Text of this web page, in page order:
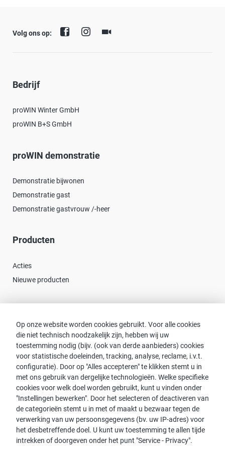
Op onze website worden cookies gebruikt. Voor alle cookies
die niet technisch noodzakelijk zijn, hebben wij uw
toestemming nodig (bijv. (ook van derde aanbieders) cookies
voor statistische doeleinden, tracking, analyse, reclame, i.v.t.
configuratie). Door op "Alles accepteren" te klikken stemt u in
met ons gebruik van dergelijke technologieën. Welke specifieke
cookies voor welk doel worden gebruikt, kunt u vinden onder
"Instellingen bewerken". Door het selecteren of deactiveren van
de categorieën stemt u in met of maakt u bezwaar tegen de
verwerking van uw persoonsgegevens (bv. uw IP-adres) voor
het desbetreffende doel. U kunt uw toestemming te allen tijde
intrekken of doorgeven onder het punt "Service - Privacy".
Volg ons op:
Bedrijf
proWIN Winter GmbH
proWIN B+S GmbH
proWIN demonstratie
Demonstratie bijwonen
Demonstratie gast
Demonstratie gastvrouw /-heer
Producten
Acties
Nieuwe producten
Consulent zoeken
Contact met proWIN
Service-FAQ
Opmerking:
Voor de leesbaarheid wordt de mannelijke vorm gebruikt. Dit
impliceert echter geen discriminatie, maar dient in het kader van